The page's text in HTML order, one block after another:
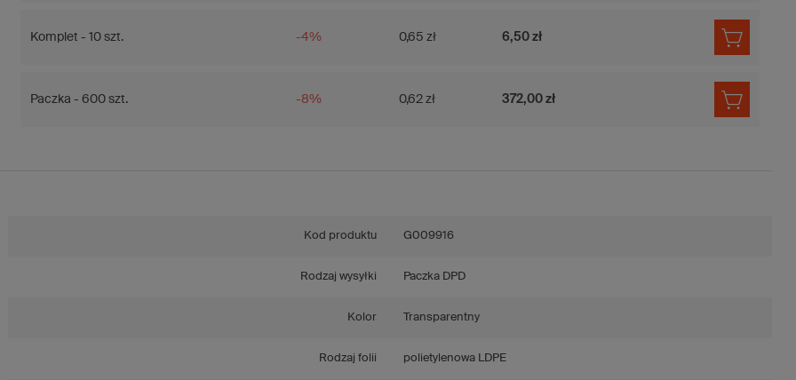
Komplet - 10 szt. -4% 0,65 zł 6,50 zł
Paczka - 600 szt. -8% 0,62 zł 372,00 zł
Kod produktu G009916
Rodzaj wysyłki Paczka DPD
Kolor Transparentny
Rodzaj folii polietylenowa LDPE